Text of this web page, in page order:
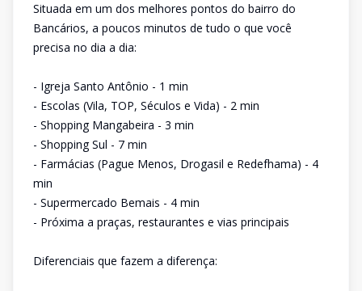
Situada em um dos melhores pontos do bairro do
Bancários, a poucos minutos de tudo o que você
precisa no dia a dia:
- Igreja Santo Antônio - 1 min
- Escolas (Vila, TOP, Séculos e Vida) - 2 min
- Shopping Mangabeira - 3 min
- Shopping Sul - 7 min
- Farmácias (Pague Menos, Drogasil e Redefhama) - 4
min
- Supermercado Bemais - 4 min
- Próxima a praças, restaurantes e vias principais
Diferenciais que fazem a diferença: